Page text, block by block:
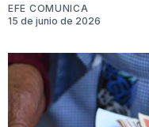
EFE COMUNICA
15 de junio de 2026